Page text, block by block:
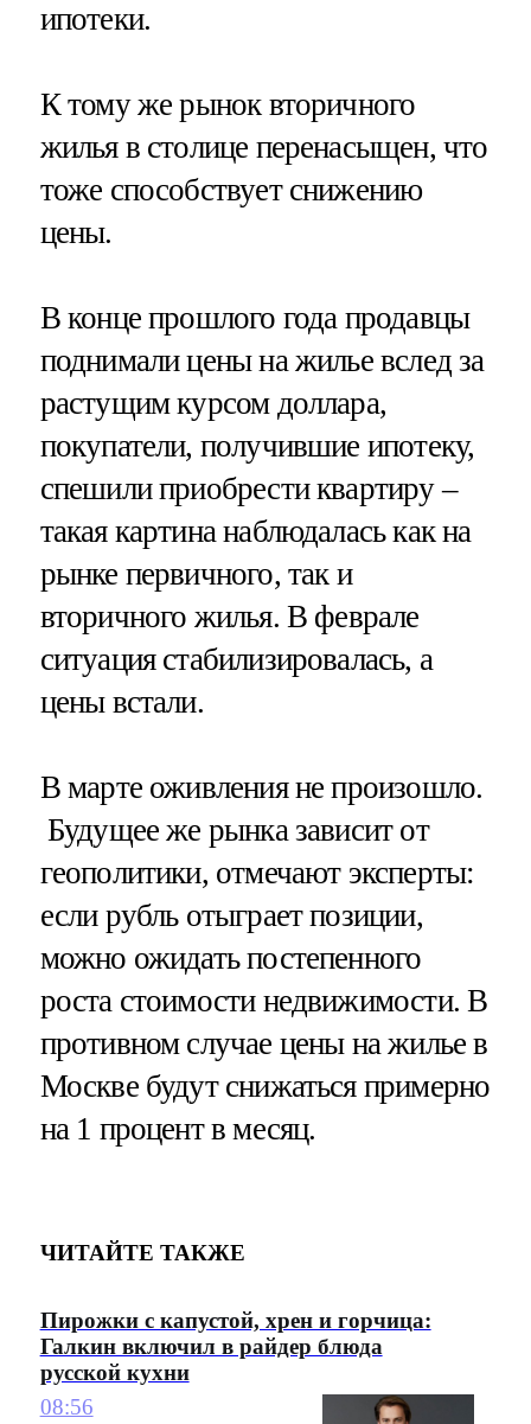
ипотеки.
К тому же рынок вторичного
жилья в столице перенасыщен, что
тоже способствует снижению
цены.
В конце прошлого года продавцы
поднимали цены на жилье вслед за
растущим курсом доллара,
покупатели, получившие ипотеку,
спешили приобрести квартиру –
такая картина наблюдалась как на
рынке первичного, так и
вторичного жилья. В феврале
ситуация стабилизировалась, а
цены встали.
В марте оживления не произошло.
Будущее же рынка зависит от
геополитики, отмечают эксперты:
если рубль отыграет позиции,
можно ожидать постепенного
роста стоимости недвижимости. В
противном случае цены на жилье в
Москве будут снижаться примерно
на 1 процент в месяц.
ЧИТАЙТЕ ТАКЖЕ
Пирожки с капустой, хрен и горчица:
Галкин включил в райдер блюда
русской кухни
08:56